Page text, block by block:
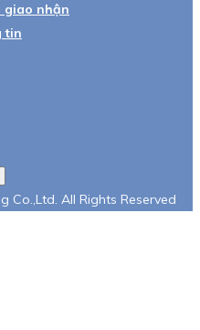
giao nhận
tin
Co.,Ltd. All Rights Reserved